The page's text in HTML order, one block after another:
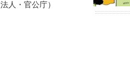
人・官公庁）